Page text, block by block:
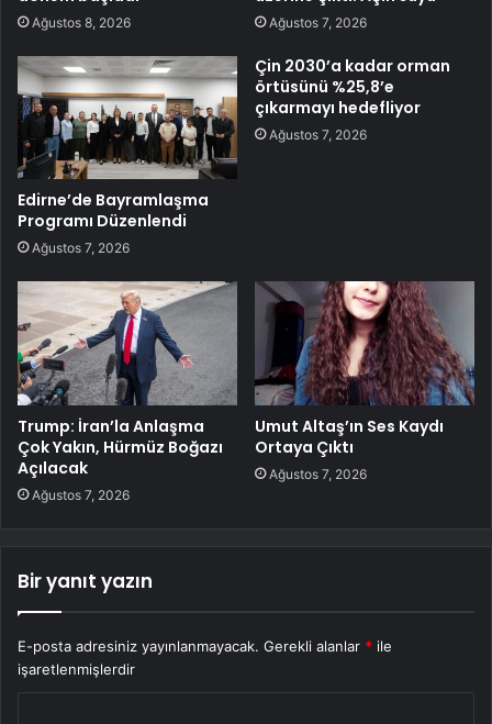
Ağustos 8, 2026 Ağustos 7, 2026
Edirne’de Bayramlaşma
Programı Düzenlendi
Ağustos 7, 2026
Çin 2030’a kadar orman
örtüsünü %25,8’e
çıkarmayı hedefliyor
Ağustos 7, 2026
Trump: İran’la Anlaşma
Çok Yakın, Hürmüz Boğazı
Açılacak
Ağustos 7, 2026
Umut Altaş’ın Ses Kaydı
Ortaya Çıktı
Ağustos 7, 2026
Bir yanıt yazın
E-posta adresiniz yayınlanmayacak. Gerekli alanlar * ile
işaretlenmişlerdir